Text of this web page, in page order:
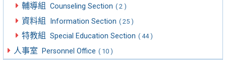
輔導組 Counseling Section ( 2 )
資料組 Information Section ( 25 )
特教組 Special Education Section ( 44 )
人事室 Personnel Office ( 10 )